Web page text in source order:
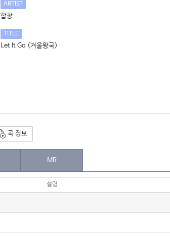
ARTIST
합창
TITLE
Let It Go (겨울왕국)
곡 정보
MR
설명